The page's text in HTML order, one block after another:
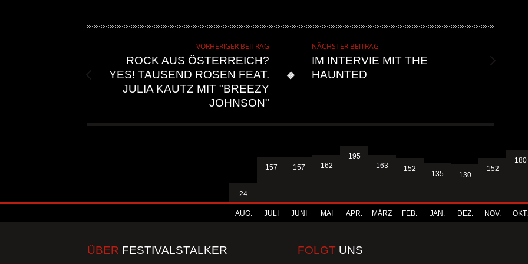
VORHERIGER BEITRAG
ROCK AUS ÖSTERREICH?
YES! TAUSEND ROSEN FEAT.
JULIA KAUTZ MIT "BREEZY
JOHNSON"
NÄCHSTER BEITRAG
IM INTERVIE MIT THE
HAUNTED
24
AUG.
157
JULI
157
JUNI
162
MAI
195
APR.
163
MÄRZ
152
FEB.
135
JAN.
130
DEZ.
152
NOV.
180
OKT.
ÜBER FESTIVALSTALKER FOLGT UNS